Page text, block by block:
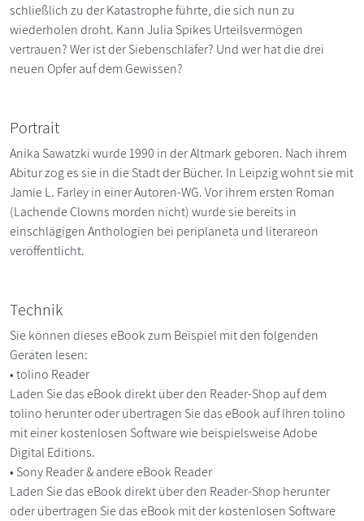
schließlich zu der Katastrophe führte, die sich nun zu
wiederholen droht. Kann Julia Spikes Urteilsvermögen
vertrauen? Wer ist der Siebenschläfer? Und wer hat die drei
neuen Opfer auf dem Gewissen?
Portrait
Anika Sawatzki wurde 1990 in der Altmark geboren. Nach ihrem
Abitur zog es sie in die Stadt der Bücher. In Leipzig wohnt sie mit
Jamie L. Farley in einer Autoren-WG. Vor ihrem ersten Roman
(Lachende Clowns morden nicht) wurde sie bereits in
einschlägigen Anthologien bei periplaneta und literareon
veröffentlicht.
Technik
Sie können dieses eBook zum Beispiel mit den folgenden
Geräten lesen:
• tolino Reader
Laden Sie das eBook direkt über den Reader-Shop auf dem
tolino herunter oder übertragen Sie das eBook auf Ihren tolino
mit einer kostenlosen Software wie beispielsweise Adobe
Digital Editions.
• Sony Reader & andere eBook Reader
Laden Sie das eBook direkt über den Reader-Shop herunter
oder übertragen Sie das eBook mit der kostenlosen Software